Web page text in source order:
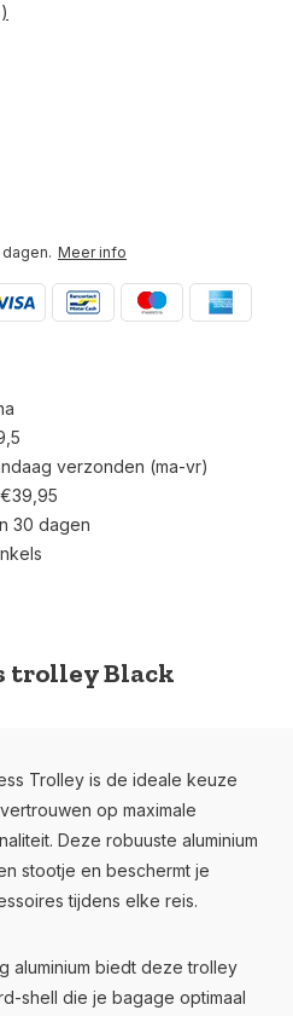
vandaag verzonden (ma-vr)
Meer info
verzonden (ma-vr)
30 dagen
trolley Black
Trolley is de ideale keuze
op maximale
Deze robuuste aluminium
stootje en beschermt je
tijdens elke reis.
aluminium biedt deze trolley
shell die je bagage optimaal